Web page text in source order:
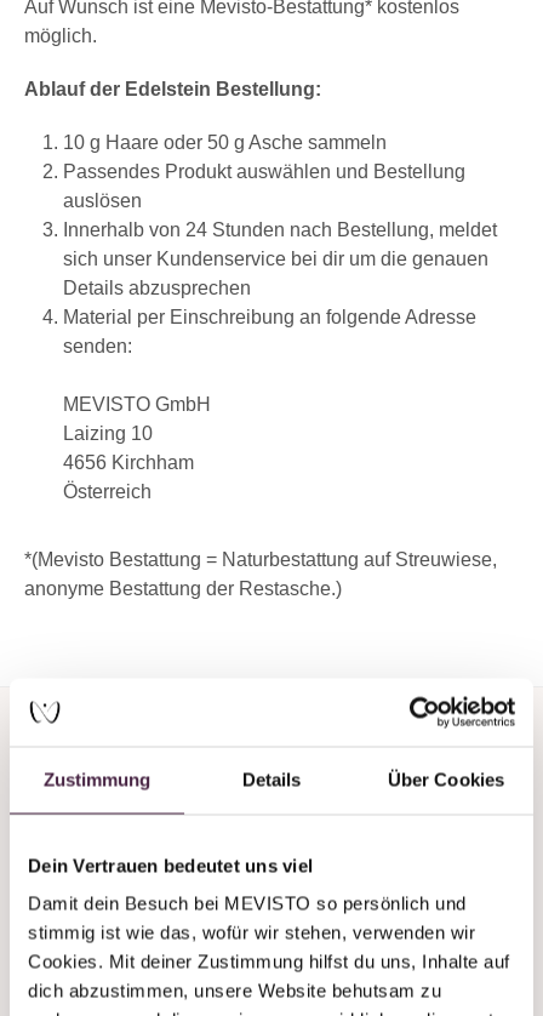
Zustimmung Details Über Cookies
Dein Vertrauen bedeutet uns viel
Damit dein Besuch bei MEVISTO so persönlich und
stimmig ist wie das, wofür wir stehen, verwenden wir
Cookies. Mit deiner Zustimmung hilfst du uns, Inhalte auf
dich abzustimmen, unsere Website behutsam zu
Auf Wunsch ist eine Mevisto-Bestattung* kostenlos
möglich.
Ablauf der Edelstein Bestellung:
10 g Haare oder 50 g Asche sammeln
Passendes Produkt auswählen und Bestellung
auslösen
Innerhalb von 24 Stunden nach Bestellung, meldet
sich unser Kundenservice bei dir um die genauen
Details abzusprechen
Material per Einschreibung an folgende Adresse
senden:
MEVISTO GmbH
Laizing 10
4656 Kirchham
Österreich
*(Mevisto Bestattung = Naturbestattung auf Streuwiese,
anonyme Bestattung der Restasche.)
Du brauchst Unterstützung
oder Beratung?
Wir sind auch an Wochenenden immer
telefonisch erreichbar!